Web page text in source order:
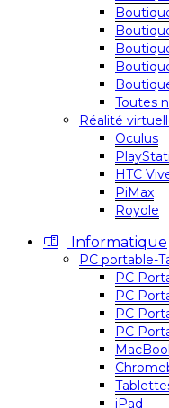
Toutes
Réalité
Oculus
HTC
PiMax
Royole
Informatique
PC portable-
PC
PC
PC
PC
iPad